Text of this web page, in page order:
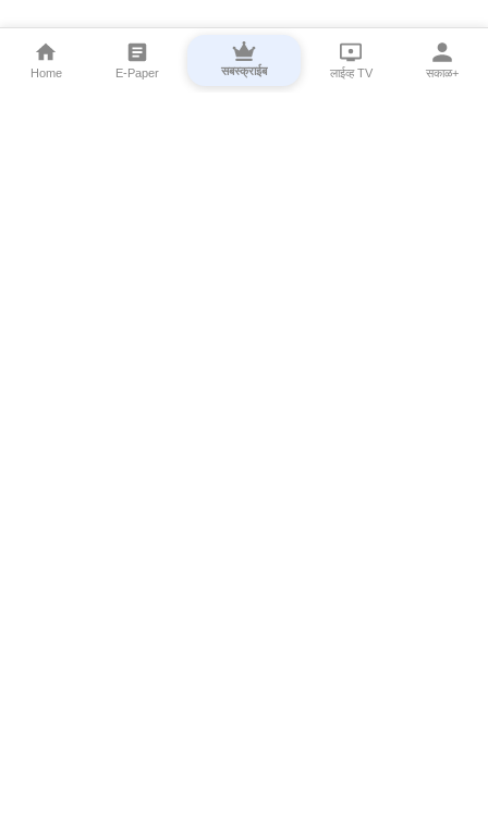
Home E-Paper सबस्क्राईब लाईव्ह TV सकाळ+